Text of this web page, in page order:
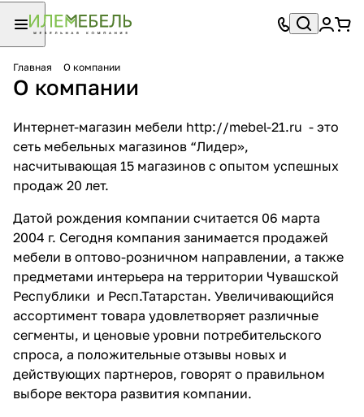
Главная О компании
О компании
Интернет-магазин мебели http://mebel-21.ru - это
сеть мебельных магазинов “Лидер»,
насчитывающая 15 магазинов с опытом успешных
продаж 20 лет.
Датой рождения компании считается 06 марта
2004 г. Сегодня компания занимается продажей
мебели в оптово-розничном направлении, а также
предметами интерьера на территории Чувашской
Республики и Респ.Татарстан. Увеличивающийся
ассортимент товара удовлетворяет различные
сегменты, и ценовые уровни потребительского
спроса, а положительные отзывы новых и
действующих партнеров, говорят о правильном
выборе вектора развития компании.